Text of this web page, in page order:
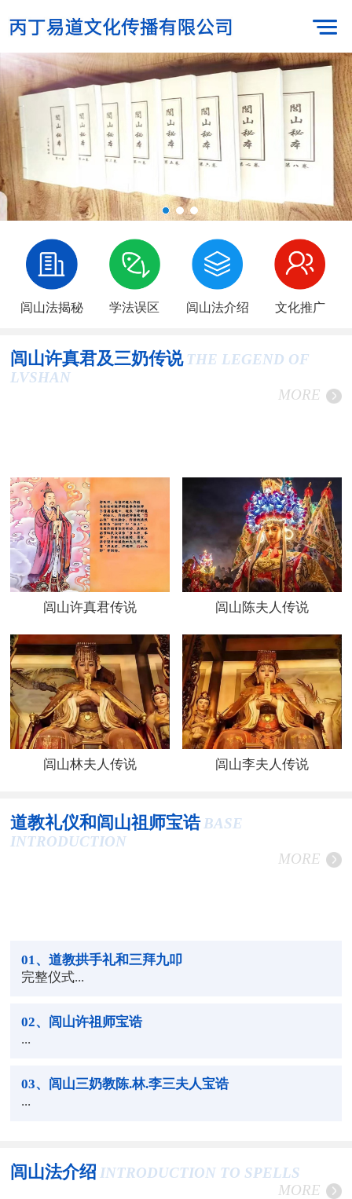
闾山法揭秘 学法误区 闾山法介绍 文化推广
闾山许真君及三奶传说 THE LEGEND OF
LVSHAN
MORE
闾山许真君传说 闾山陈夫人传说
闾山林夫人传说 闾山李夫人传说
道教礼仪和闾山祖师宝诰 BASE
INTRODUCTION
MORE
01 、道教拱手礼和三拜九叩
完整仪式...
02、闾山许祖师宝诰
...
03、闾山三奶教陈.林.李三夫人宝诰
...
闾山法介绍 INTRODUCTION TO SPELLS
MORE